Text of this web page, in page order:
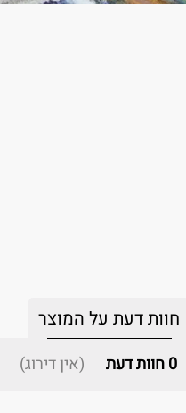
חוות דעת על המוצר
0חוות דעת (אין דירוג)